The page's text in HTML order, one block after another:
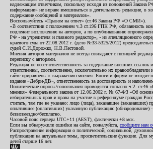
надлежащим ответчиком, поскольку исходя из положений Закона
информации» не вправе вмешиваться в деятельность редакции, в
содержание сообщений и материалов».
Воспользуйтесь «Правом на ответ» (ст.46 Закона РФ «О СМИ»).
«В соответствии с положением ч.3 ст.196 ГПК РФ, обязанность
подлежит возложению на авторов, а по опубликованию
РФ - на учредителя и главного редактор», - из апелляционного
краевого суда от 22.08.2012 г. (дело №33-5325/2012)
судей С.И.Дорожко, Н.В.Пестовой.
Мнения авторов материалов не всегда совпадают с позицией
переписку с авторами.
Редакция не несет ответственность за содержание внешних ссылок
ответственны, соответственно, исключительно их
сайте приравнены к выражению мнения. Блоги и форум не входят в
издание «Дебри-ДВ», ответственность за достоверность и
Политические опросы/голосования проводятся согласно ч.2. ст.46
мнения» Федерального закона от 12.06.2002 г. № 67-ФЗ «Об
избирательных прав и права на участие в референдуме граждан
считать, там где не указано: лицо (лица), заказавшее (заказавших)
оплатившее (оплативших) указанную публикацию (обнародование)
безвозмездно/бесплатно.
Часовой пояс сервера UTC+11 (AEST), фактически +8 мск.
Если вы обнаружили ошибки на сайте, пожалуйста, сообщите нам
Распространение информации о политической, социальной,
публикации на актуальные темы, просветительские функции.
детей старше 16 лет.